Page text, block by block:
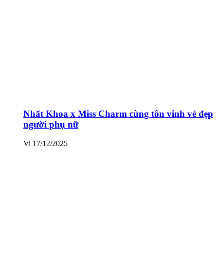
Nhất Khoa x Miss Charm cùng tôn vinh vẻ đẹp
người phụ nữ
Vi 17/12/2025